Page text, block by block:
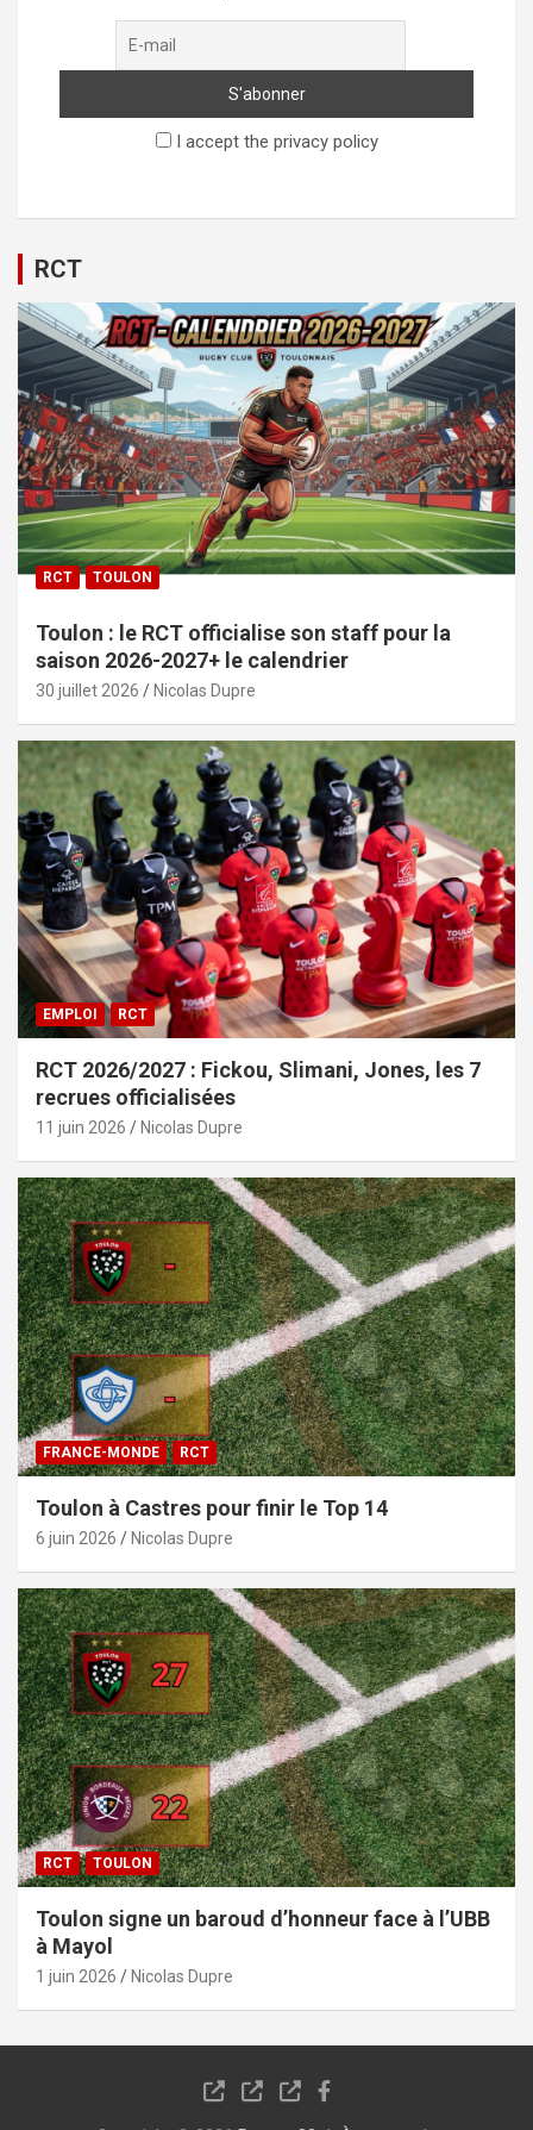
I accept the privacy policy
RCT
RCT TOULON
Toulon : le RCT officialise son staff pour la
saison 2026-2027+ le calendrier
30 juillet 2026 Nicolas Dupre
EMPLOI RCT
RCT 2026/2027 : Fickou, Slimani, Jones, les 7
recrues officialisées
11 juin 2026 Nicolas Dupre
FRANCE-MONDE RCT
Toulon à Castres pour finir le Top 14
6 juin 2026 Nicolas Dupre
RCT TOULON
Toulon signe un baroud d’honneur face à l’UBB
à Mayol
1 juin 2026 Nicolas Dupre